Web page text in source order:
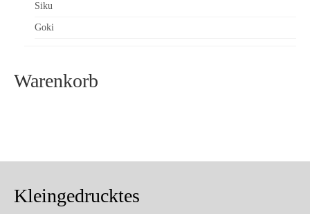
Siku
Goki
Warenkorb
Kleingedrucktes